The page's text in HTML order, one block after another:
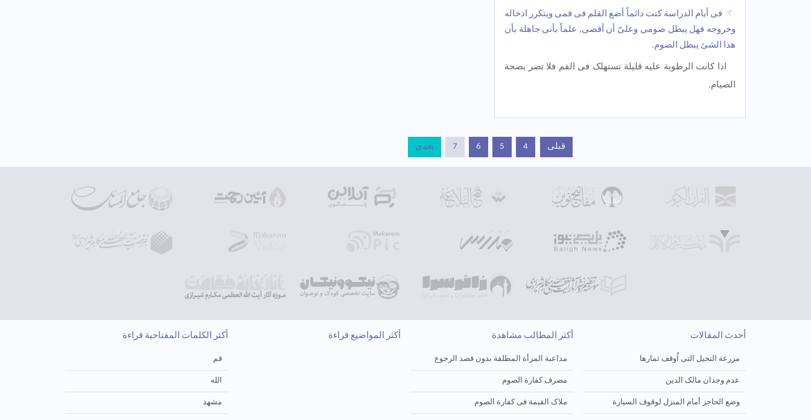
فی أیام الدراسة کنت دائماً أضع القلم فی فمی ویتکرر ادخاله
وخروجه فهل یبطل صومی وعلیّ أن أقضی, علماً بأنی جاهلة بأن
هذا الشئ یبطل الصوم.
اذا کانت الرطوبة علیه قلیلة تستهلک فی الفم فلا تضر بصحة
الصیام.
قبلی 4
5
6
7 بعدی
أحدث المقالات
مزرعة النخیل التی اُوقف ثمارها
عدم وجدان مالک الدین
وضع الحاجز أمام المنزل لوقوف السیارة
أكثر المطالب مشاهدة
مداعبة المرأة المطلقة بدون قصد الرجوع
مصرف کفارة الصوم
ملاک القیمة فی کفارة الصوم
أكثر المواضيع قراءة أكثر الكلمات المفتاحية قراءة
قم
الله
مشهد